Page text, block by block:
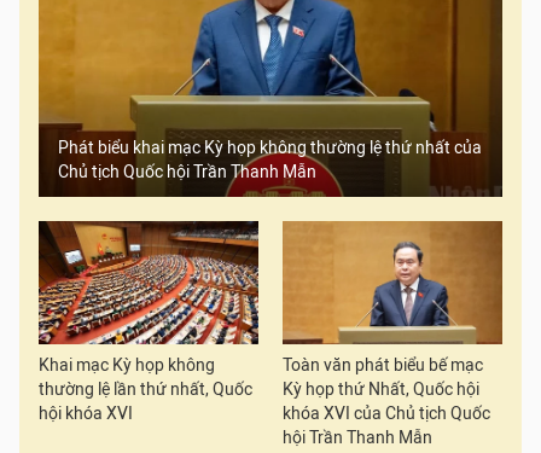
Phát biểu khai mạc Kỳ họp không thường lệ thứ nhất của
Chủ tịch Quốc hội Trần Thanh Mẫn
Khai mạc Kỳ họp không
thường lệ lần thứ nhất, Quốc
hội khóa XVI
Toàn văn phát biểu bế mạc
Kỳ họp thứ Nhất, Quốc hội
khóa XVI của Chủ tịch Quốc
hội Trần Thanh Mẫn